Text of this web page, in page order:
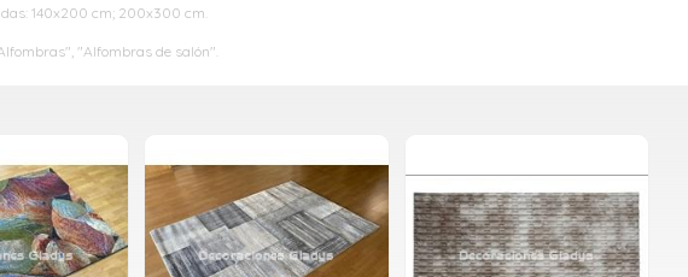
140x200 cm; 200x300 cm.
"Alfombras de salón".